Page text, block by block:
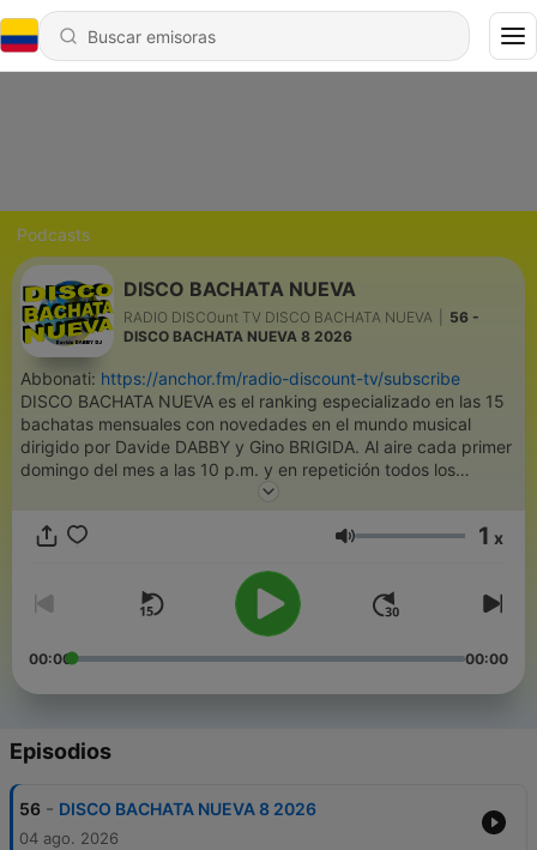
Podcasts
DISCO BACHATA NUEVA
RADIO DISCOunt TV DISCO BACHATA NUEVA
56 -
DISCO BACHATA NUEVA 8 2026
Abbonati: https://anchor.fm/radio-discount-tv/subscribe
DISCO BACHATA NUEVA es el ranking especializado en las 15
bachatas mensuales con novedades en el mundo musical
dirigido por Davide DABBY y Gino BRIGIDA. Al aire cada primer
domingo del mes a las 10 p.m. y en repetición todos los
sábados y domingos a las 10 p.m. #swisstime. DISCO
mensili con le novità nel mondo musicale condotto da Davide
alle ore 22 ed in replay ogni sabato e domenica semore alle ore
22 #swisstime. DISCO BACHATA NUEVA is the chart
Volumen 1 x
00:00 00:00
Episodios
56 - DISCO BACHATA NUEVA 8 2026
04 ago. 2026